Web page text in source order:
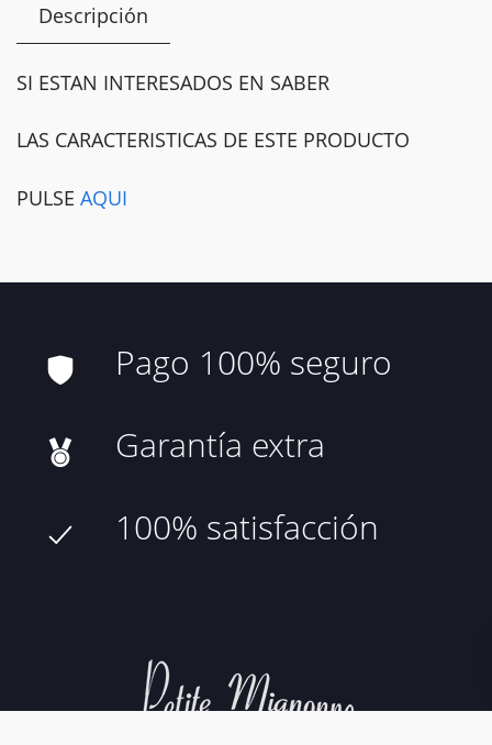
cantidad
Descripción
SI ESTAN INTERESADOS EN SABER
LAS CARACTERISTICAS DE ESTE PRODUCTO
PULSE AQUI
Pago 100% seguro
Garantía extra
100% satisfacción